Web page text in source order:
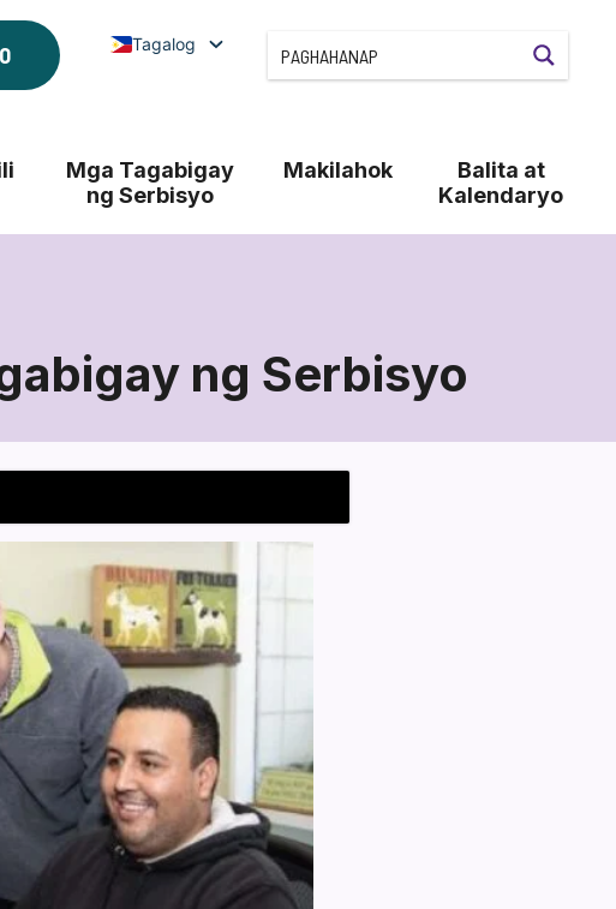
Tagalog
Mga Tagabigay
ng Serbisyo
Makilahok
Balita at
Kalendaryo
ng Serbisyo